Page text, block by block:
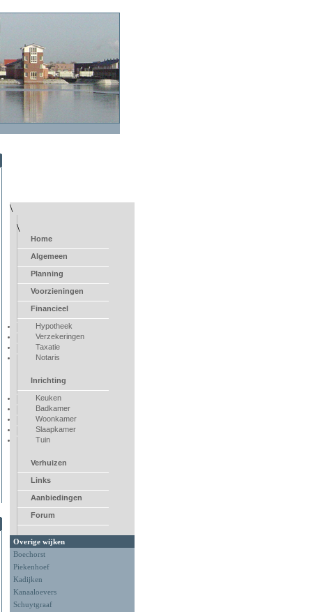
\
\
Home
Algemeen
Planning
Voorzieningen
Financieel
Hypotheek
Verzekeringen
Taxatie
Notaris
Inrichting
Keuken
Badkamer
Woonkamer
Slaapkamer
Tuin
Verhuizen
Links
Aanbiedingen
Forum
Overige wijken
Boechorst
Piekenhoef
Kadijken
Kanaaloevers
Schuytgraaf